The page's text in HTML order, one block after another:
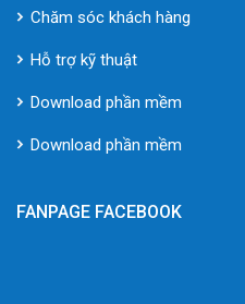
Chăm sóc khách hàng
Hỗ trợ kỹ thuật
Download phần mềm
Download phần mềm
FANPAGE FACEBOOK